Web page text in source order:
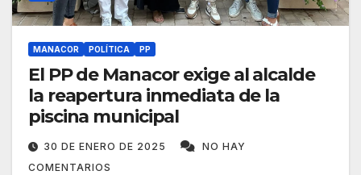
MANACOR POLÍTICA PP
El PP de Manacor exige al alcalde
la reapertura inmediata de la
piscina municipal
30 DE ENERO DE 2025
NO HAY
COMENTARIOS